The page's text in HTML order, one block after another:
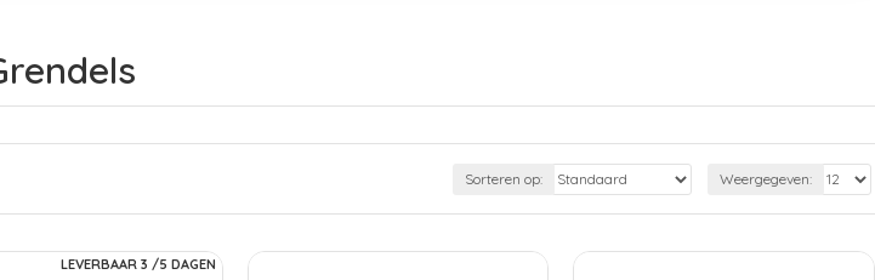
Sorteren op: Weergegeven:
LEVERBAAR 3 /5 DAGEN